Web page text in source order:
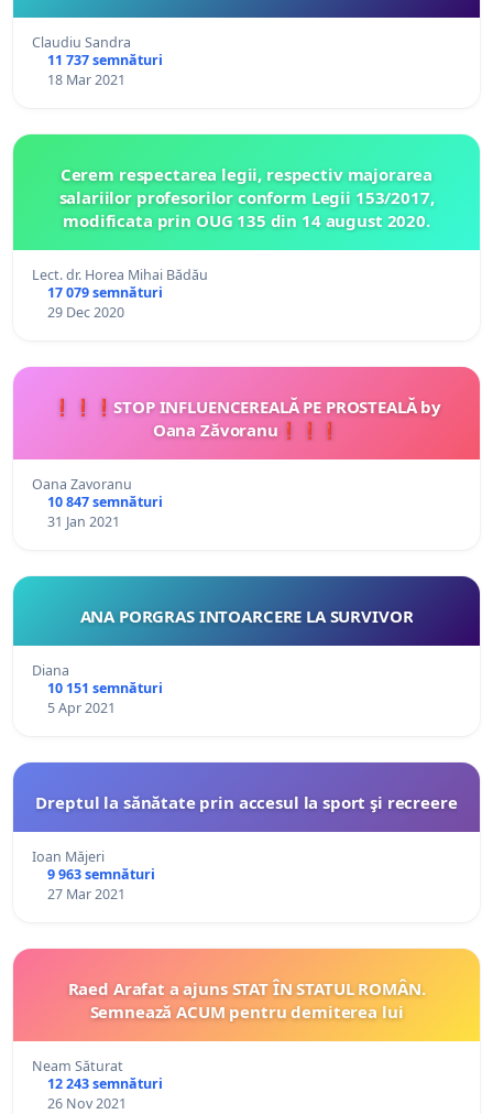
Claudiu Sandra
11 737 semnături
18 Mar 2021
Cerem respectarea legii, respectiv majorarea
salariilor profesorilor conform Legii 153/2017,
modificata prin OUG 135 din 14 august 2020.
Lect. dr. Horea Mihai Bădău
17 079 semnături
29 Dec 2020
❗❗❗STOP INFLUENCEREALĂ PE PROSTEALĂ by
Oana Zăvoranu❗❗❗
Oana Zavoranu
10 847 semnături
31 Jan 2021
ANA PORGRAS INTOARCERE LA SURVIVOR
Diana
10 151 semnături
5 Apr 2021
Dreptul la sănătate prin accesul la sport şi recreere
Ioan Măjeri
9 963 semnături
27 Mar 2021
Raed Arafat a ajuns STAT ÎN STATUL ROMÂN.
Semnează ACUM pentru demiterea lui
Neam Săturat
12 243 semnături
26 Nov 2021